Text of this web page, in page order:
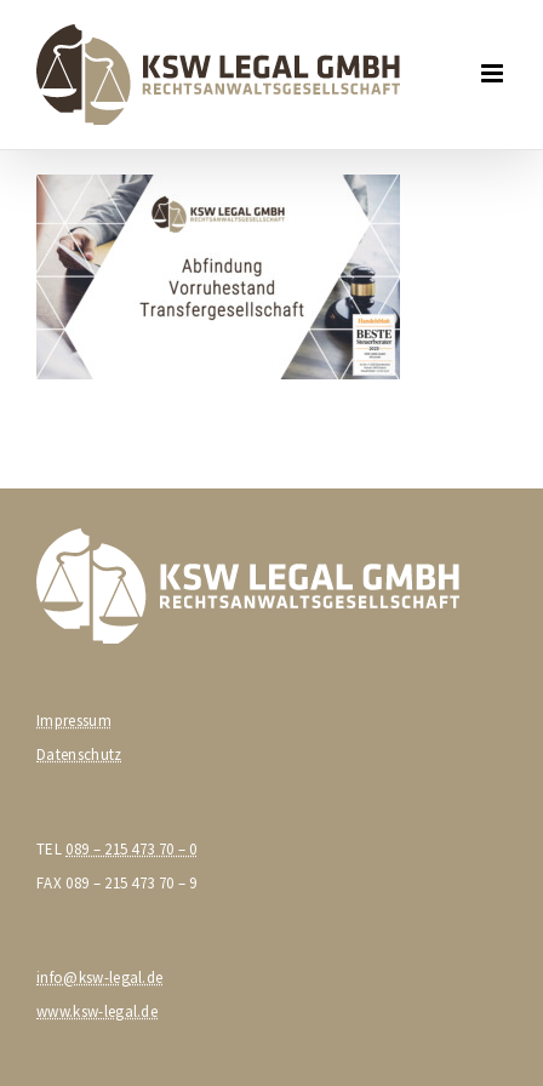
Impressum
Datenschutz
TEL 089 – 215 473 70 – 0
FAX 089 – 215 473 70 – 9
info@ksw-legal.de
www.ksw-legal.de